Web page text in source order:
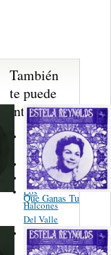
Que Ganas Tu
También
te puede
interesar...
Los Dos
Amigos
El Garrafon
Romance
Los
Halcones
Del Valle
Pablo
Acevedo